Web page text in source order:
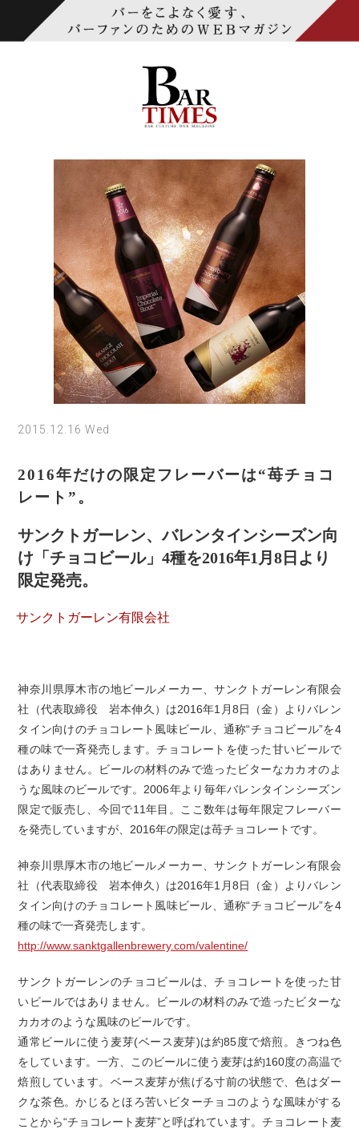
2015.12.16 Wed
2016年だけの限定フレーバーは“苺チョコ
レート”。
サンクトガーレン、バレンタインシーズン向
け「チョコビール」4種を2016年1月8日より
限定発売。
サンクトガーレン有限会社
神奈川県厚木市の地ビールメーカー、サンクトガーレン有限会
社（代表取締役 岩本伸久）は2016年1月8日（金）よりバレン
タイン向けのチョコレート風味ビール、通称“チョコビール”を4
種の味で一斉発売します。チョコレートを使った甘いビールで
はありません。ビールの材料のみで造ったビターなカカオのよ
うな風味のビールです。2006年より毎年バレンタインシーズン
限定で販売し、今回で11年目。ここ数年は毎年限定フレーバー
を発売していますが、2016年の限定は苺チョコレートです。
神奈川県厚木市の地ビールメーカー、サンクトガーレン有限会
社（代表取締役 岩本伸久）は2016年1月8日（金）よりバレン
タイン向けのチョコレート風味ビール、通称“チョコビール”を4
種の味で一斉発売します。
http://www.sanktgallenbrewery.com/valentine/
サンクトガーレンのチョコビールは、チョコレートを使った甘
いビールではありません。ビールの材料のみで造ったビターな
カカオのような風味のビールです。
通常ビールに使う麦芽(ベース麦芽)は約85度で焙煎。きつね色
をしています。一方、このビールに使う麦芽は約160度の高温で
焙煎しています。ベース麦芽が焦げる寸前の状態で、色はダー
クな茶色。かじるとほろ苦いビターチョコのような風味がする
ことから“チョコレート麦芽”と呼ばれています。チョコレート麦